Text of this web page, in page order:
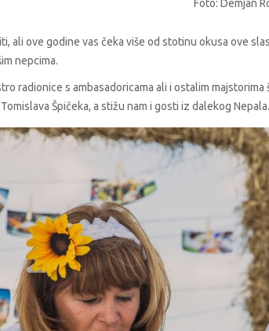
Foto: Demjan
ali ove godine vas čeka više od stotinu okusa ove
nepcima.
radionice s ambasadoricama ali i ostalim
Špičeka, a stižu nam i gosti iz dalekog Nepala.